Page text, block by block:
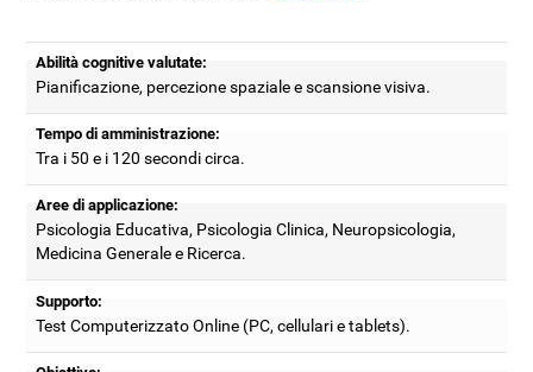
Abilità cognitive valutate:
Pianificazione, percezione spaziale e scansione visiva.
Tempo di amministrazione:
Tra i 50 e i 120 secondi circa.
Aree di applicazione:
Psicologia Educativa, Psicologia Clinica, Neuropsicologia,
Medicina Generale e Ricerca.
Supporto:
Test Computerizzato Online (PC, cellulari e tablets).